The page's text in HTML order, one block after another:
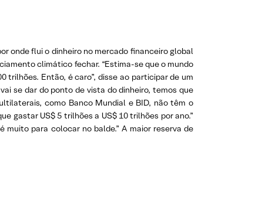
onde flui o dinheiro no mercado financeiro global
climático fechar. “Estima-se que o mundo
trilhões. Então, é caro”, disse ao participar de um
se dar do ponto de vista do dinheiro, temos que
como Banco Mundial e BID, não têm o
gastar US$ 5 trilhões a US$ 10 trilhões por ano.”
muito para colocar no balde.” A maior reserva de